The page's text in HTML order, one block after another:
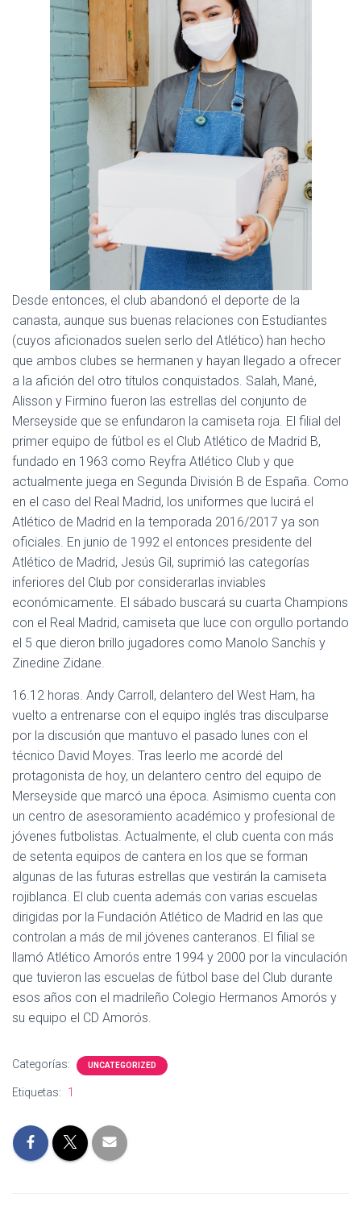
Desde entonces, el club abandonó el deporte de la
canasta, aunque sus buenas relaciones con Estudiantes
(cuyos aficionados suelen serlo del Atlético) han hecho
que ambos clubes se hermanen y hayan llegado a ofrecer
a la afición del otro títulos conquistados. Salah, Mané,
Alisson y Firmino fueron las estrellas del conjunto de
Merseyside que se enfundaron la camiseta roja. El filial del
primer equipo de fútbol es el Club Atlético de Madrid B,
fundado en 1963 como Reyfra Atlético Club y que
actualmente juega en Segunda División B de España. Como
en el caso del Real Madrid, los uniformes que lucirá el
Atlético de Madrid en la temporada 2016/2017 ya son
oficiales. En junio de 1992 el entonces presidente del
Atlético de Madrid, Jesús Gil, suprimió las categorías
inferiores del Club por considerarlas inviables
económicamente. El sábado buscará su cuarta Champions
con el Real Madrid, camiseta que luce con orgullo portando
el 5 que dieron brillo jugadores como Manolo Sanchís y
Zinedine Zidane.
16.12 horas. Andy Carroll, delantero del West Ham, ha
vuelto a entrenarse con el equipo inglés tras disculparse
por la discusión que mantuvo el pasado lunes con el
técnico David Moyes. Tras leerlo me acordé del
protagonista de hoy, un delantero centro del equipo de
Merseyside que marcó una época. Asimismo cuenta con
un centro de asesoramiento académico y profesional de
jóvenes futbolistas. Actualmente, el club cuenta con más
de setenta equipos de cantera en los que se forman
algunas de las futuras estrellas que vestirán la camiseta
rojiblanca. El club cuenta además con varias escuelas
dirigidas por la Fundación Atlético de Madrid en las que
controlan a más de mil jóvenes canteranos. El filial se
llamó Atlético Amorós entre 1994 y 2000 por la vinculación
que tuvieron las escuelas de fútbol base del Club durante
esos años con el madrileño Colegio Hermanos Amorós y
su equipo el CD Amorós.
Categorías: UNCATEGORIZED
Etiquetas: 1